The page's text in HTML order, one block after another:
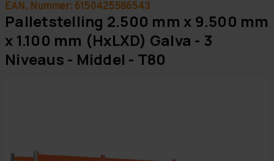
EAN. Nummer: 6150425586543
Palletstelling 2.500 mm x 9.500 mm
x 1.100 mm (HxLXD) Galva - 3
Niveaus - Middel - T80